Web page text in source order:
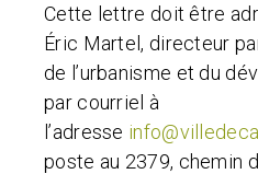
Cette lettre doit être
Éric Martel, directeur
de l’urbanisme et du
par courriel à
l’adresse
poste au 2379, chemin